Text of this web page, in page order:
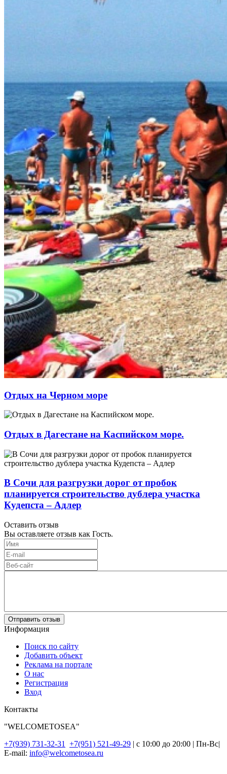
Отдых на Черном море
Отдых в Дагестане на Каспийском море.
В Сочи для разгрузки дорог от пробок
планируется строительство дублера участка
Кудепста – Адлер
Оставить отзыв
Вы оставляете отзыв как Гость.
Отправить отзыв
Информация
Поиск по сайту
Добавить объект
Реклама на портале
О нас
Регистрация
Вход
Контакты
"WELCOMETOSEA"
+7(939) 731-32-31
+7(951) 521-49-29 | с 10:00 до 20:00 | Пн-Вс|
E-mail: info@welcometosea.ru